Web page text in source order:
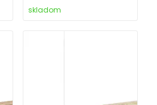
skladom